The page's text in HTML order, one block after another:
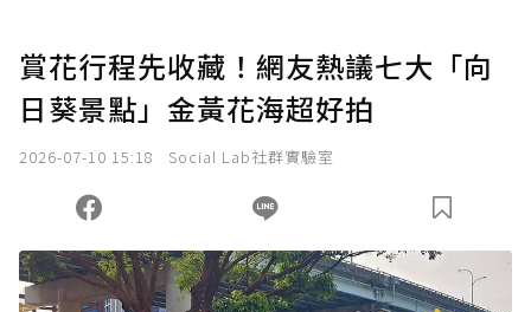
賞花行程先收藏！網友熱議七大「向
日葵景點」金黃花海超好拍
2026-07-10 15:18 Social Lab社群實驗室